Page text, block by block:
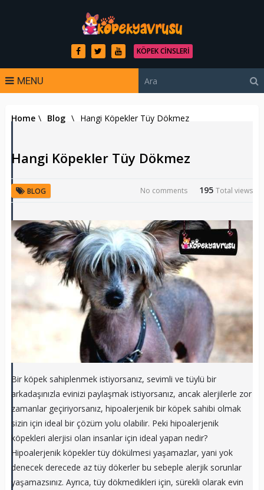
KÖPEK CINSLERI
MENU
Home \ Blog \ Hangi Köpekler Tüy Dökmez
Hangi Köpekler Tüy Dökmez
BLOG 195Total views
No comments
Bir köpek sahiplenmek istiyorsanız, sevimli ve tüylü bir
arkadaşınızla evinizi paylaşmak istiyorsanız, ancak alerjilerle zor
zamanlar geçiriyorsanız, hipoalerjenik bir köpek sahibi olmak
sizin için ideal bir çözüm yolu olabilir. Peki hipoalerjenik
köpekleri alerjisi olan insanlar için ideal yapan nedir?
Hipoalerjenik köpekler tüy dökülmesi yaşamazlar, yani yok
denecek derecede az tüy dökerler bu sebeple alerjik sorunlar
yaşamazsınız. Ayrıca, tüy dökmedikleri için, sürekli olarak evin